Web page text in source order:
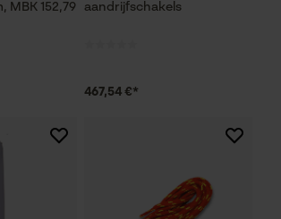
MBK 152,79
aandrijfschakels
467,54 €*